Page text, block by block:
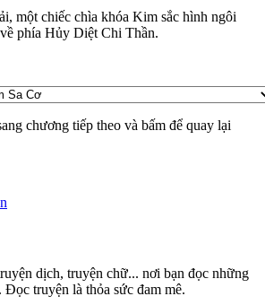
một chiếc chìa khóa Kim sắc hình ngôi
phía Hủy Diệt Chi Thần.
chương tiếp theo và bấm để quay lại
dịch, truyện chữ... nơi bạn đọc những
truyện là thỏa sức đam mê.